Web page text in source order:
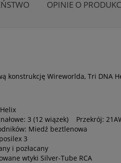
OPINIE O
konstrukcję Wireworlda, Tri
3 (12 wiązek) Przekrój:
Miedź beztlenowa
3
i pozłacany
wtyki Silver-Tube RCA